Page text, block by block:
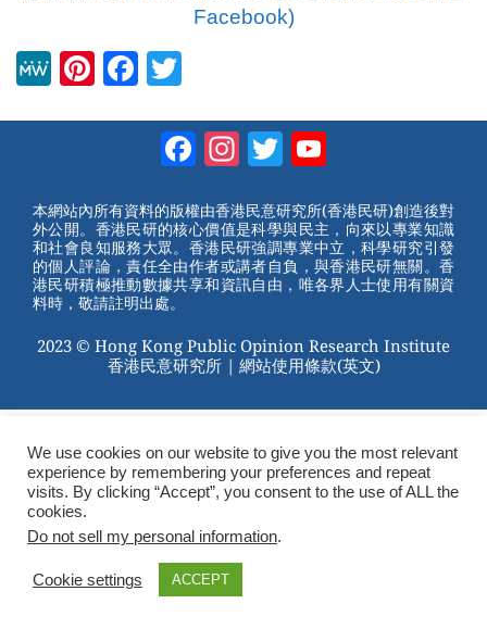
Facebook)
M
Pi
st
F
b
o
o
k
tt
er
Facebook
Instagram
Twitter
本網站內所有資料的版權由香港民意研究所(香港民研)創造後對
外公開。香港民研的核心價值是科學與民主，向來以專業知識
和社會良知服務大眾。香港民研強調專業中立，科學研究引發
的個人評論，責任全由作者或講者自負，與香港民研無關。香
港民研積極推動數據共享和資訊自由，唯各界人士使用有關資
料時，敬請註明出處。
2023 © Hong Kong Public Opinion Research Institute
香港民意研究所 | 網站使用條款(英文)
We use cookies on our website to give you the most relevant
experience by remembering your preferences and repeat
visits. By clicking “Accept”, you consent to the use of ALL the
cookies.
Do not sell my personal information.
Cookie settings ACCEPT